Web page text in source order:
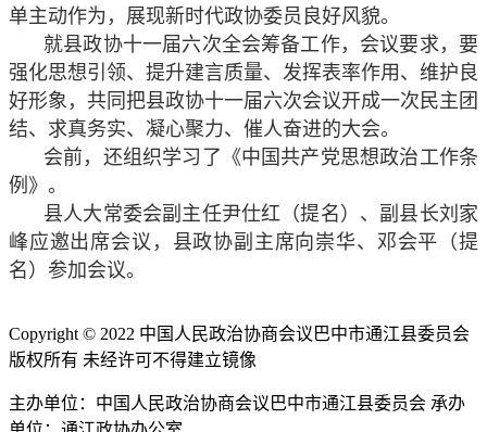
单主动作为，展现新时代政协委员良好风貌。
就县政协十一届六次全会筹备工作，会议要求，要
强化思想引领、提升建言质量、发挥表率作用、维护良
好形象，共同把县政协十一届六次会议开成一次民主团
结、求真务实、凝心聚力、催人奋进的大会。
会前，还组织学习了《中国共产党思想政治工作条
例》。
县人大常委会副主任尹仕红（提名）、副县长刘家
峰应邀出席会议，县政协副主席向崇华、邓会平（提
名）参加会议。
Copyright © 2022 中国人民政治协商会议巴中市通江县委员会
版权所有 未经许可不得建立镜像
主办单位：中国人民政治协商会议巴中市通江县委员会 承办